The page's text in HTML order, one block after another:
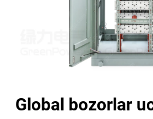
Biz bilan bog'lanish
Global bozorlar